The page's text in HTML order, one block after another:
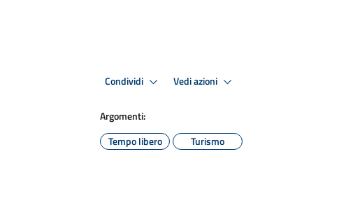
Condividi Vedi azioni
Argomenti:
Tempo libero
Turismo